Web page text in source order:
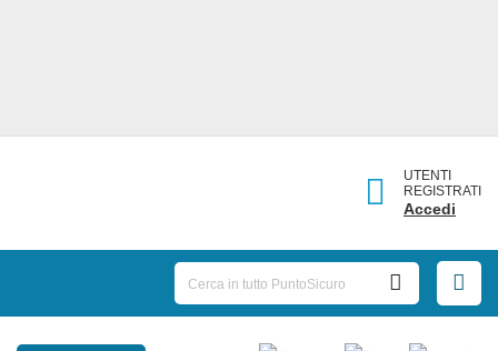
UTENTI
REGISTRATI
Accedi